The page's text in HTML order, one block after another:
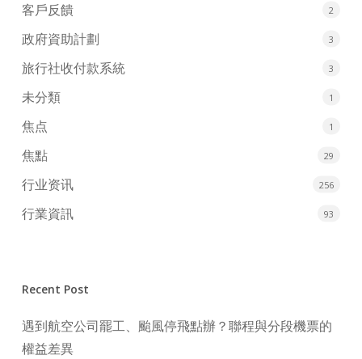
客戶反饋 2
政府資助計劃 3
旅行社收付款系統 3
未分類 1
焦点 1
焦點 29
行业资讯 256
行業資訊 93
Recent Post
遇到航空公司罷工、颱風停飛點辦？聯程與分段機票的
權益差異